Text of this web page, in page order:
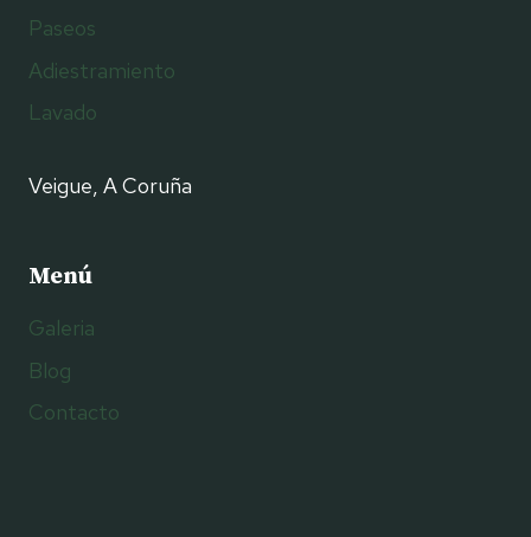
Paseos
Adiestramiento
Lavado
Veigue, A Coruña
Menú
Galeria
Blog
Contacto